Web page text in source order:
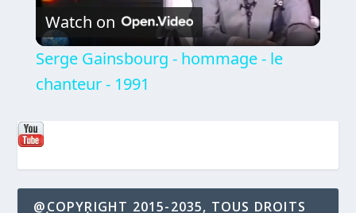
Video
Watch on
Serge Gainsbourg - hommage - le
chanteur - 1991
@COPYRIGHT 2015-2035, TOUS DROITS